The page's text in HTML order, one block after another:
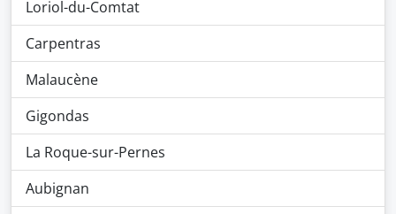
Loriol-du-Comtat
Carpentras
Malaucène
Gigondas
La Roque-sur-Pernes
Aubignan